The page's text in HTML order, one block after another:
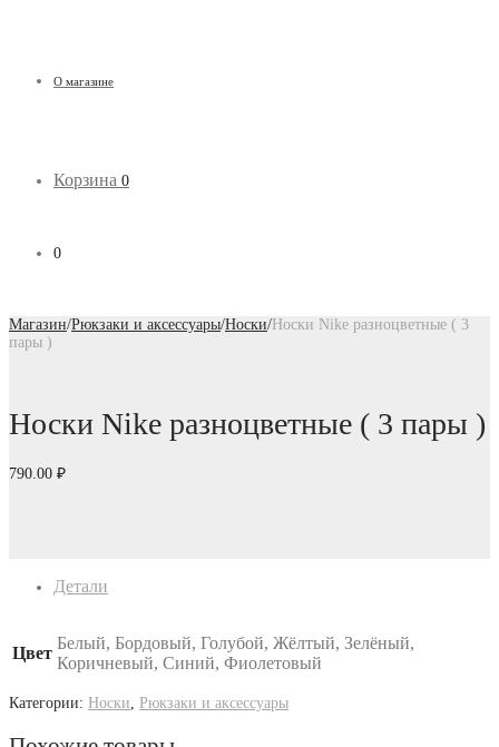
О магазине
Корзина 0
0
Магазин/Рюкзаки и аксессуары/Носки/ Носки Nike разноцветные ( 3
пары )
Носки Nike разноцветные ( 3 пары )
790.00 ₽
Детали
Цвет
Белый, Бордовый, Голубой, Жёлтый, Зелёный,
Коричневый, Синий, Фиолетовый
Категории: Носки, Рюкзаки и аксессуары